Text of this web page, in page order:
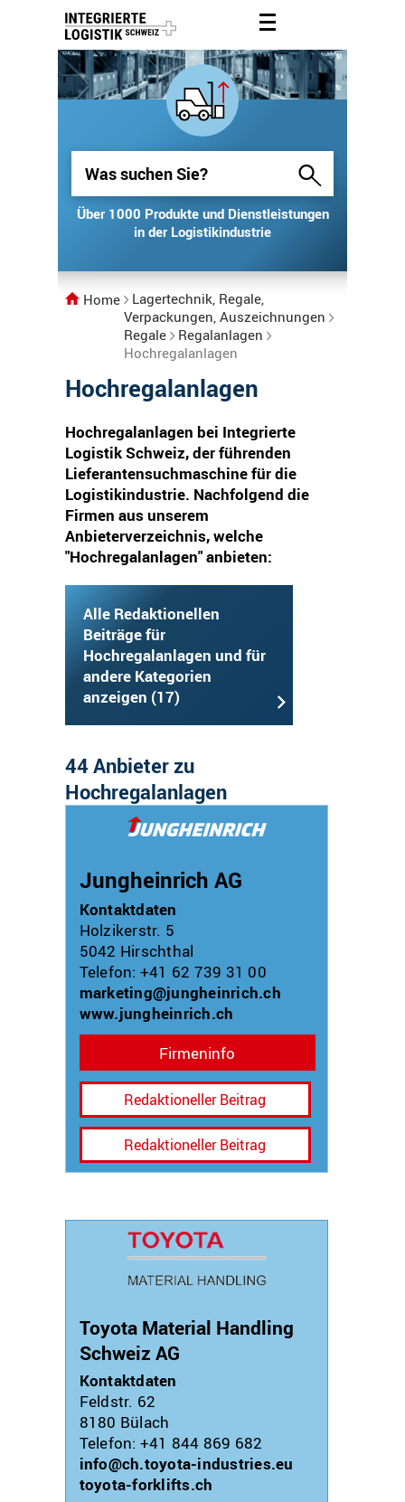
Über 1000 Produkte und Dienstleistungen
in der Logistikindustrie
Über 1000 Produkte und Dienstleistungen
in der Logistikindustrie
Home
Lagertechnik, Regale,
Verpackungen, Auszeichnungen
Regale
Regalanlagen
Hochregalanlagen
Hochregalanlagen
Hochregalanlagen bei Integrierte
Logistik Schweiz, der führenden
Lieferantensuchmaschine für die
Logistikindustrie. Nachfolgend die
Firmen aus unserem
Anbieterverzeichnis, welche
"Hochregalanlagen" anbieten:
Alle Redaktionellen
Beiträge für
Hochregalanlagen und für
andere Kategorien
anzeigen (17)
44 Anbieter zu
Hochregalanlagen
Firmeninfo
Redaktioneller Beitrag
Redaktioneller Beitrag
Jungheinrich AG
Kontaktdaten
Holzikerstr. 5
5042 Hirschthal
Telefon: +41 62 739 31 00
marketing@jungheinrich.ch
www.jungheinrich.ch
Toyota Material Handling
Schweiz AG
Kontaktdaten
Feldstr. 62
8180 Bülach
Telefon: +41 844 869 682
info@ch.toyota-industries.eu
toyota-forklifts.ch